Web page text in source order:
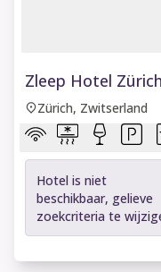
Zleep Hotel
Zürich, Zwitserland
Hotel is niet
beschikbaar, gelieve
zoekcriteria te